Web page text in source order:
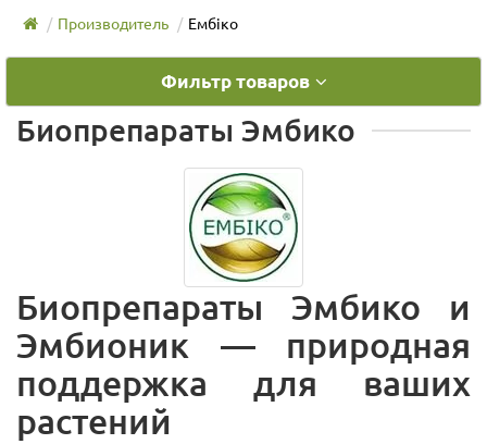
Производитель Ембіко
Фильтр товаров
Биопрепараты Эмбико
Биопрепараты Эмбико и
Эмбионик — природная
поддержка для ваших
растений